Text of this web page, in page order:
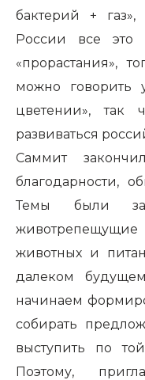
бактерий +
России все это
«прорастания»,
можно говорить
цветении»,
развиваться
Саммит
благодарности,
Темы были
животрепещущие
животных и
далеком
начинаем
собирать
выступить по
Поэтому,